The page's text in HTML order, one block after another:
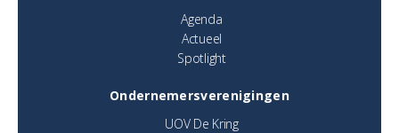
Agenda
Actueel
Spotlight
Ondernemersverenigingen
UOV De Kring